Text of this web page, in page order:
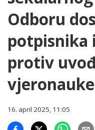
Odboru
potpisnika
protiv
16. april 2025, 11:05